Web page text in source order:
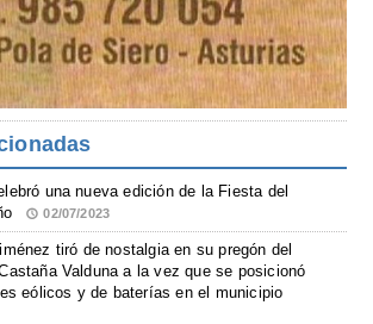
una nueva edición de la Fiesta del
02/07/2023
tiró de nostalgia en su pregón del
Valduna a la vez que se posicionó
eólicos y de baterías en el municipio